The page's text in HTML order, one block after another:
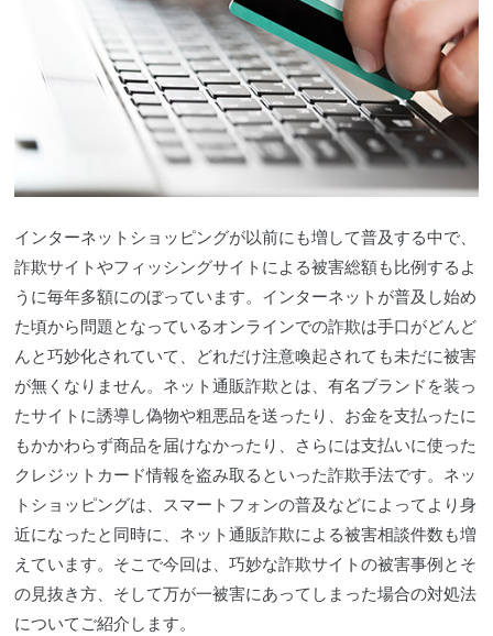
インターネットショッピングが以前にも増して普及する中で、
詐欺サイトやフィッシングサイトによる被害総額も比例するよ
うに毎年多額にのぼっています。インターネットが普及し始め
た頃から問題となっているオンラインでの詐欺は手口がどんど
んと巧妙化されていて、どれだけ注意喚起されても未だに被害
が無くなりません。ネット通販詐欺とは、有名ブランドを装っ
たサイトに誘導し偽物や粗悪品を送ったり、お金を支払ったに
もかかわらず商品を届けなかったり、さらには支払いに使った
クレジットカード情報を盗み取るといった詐欺手法です。ネッ
トショッピングは、 スマートフォンの普及などによってより身
近になったと同時に、ネット通販詐欺による被害相談件数も増
えています。そこで今回は、巧妙な詐欺サイトの被害事例とそ
の見抜き方、そして万が一被害にあってしまった場合の対処法
についてご紹介します。